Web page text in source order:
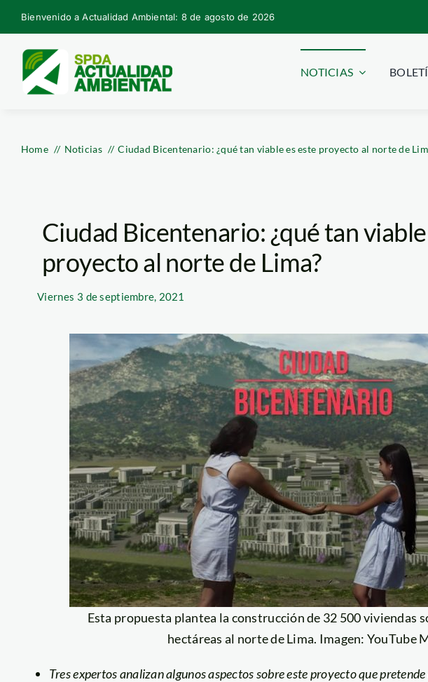
Skip
to
content
Bienvenido a Actualidad Ambiental: 8 de agosto de 2026
NOTICIAS
Home Noticias Ciudad Bicentenario: ¿qué tan viable es este proyecto al norte de
Ciudad Bicentenario: ¿qué tan
proyecto al norte de Lima?
Viernes 3 de septiembre, 2021
Esta propuesta plantea la construcción de 32 500 viviendas
hectáreas al norte de Lima. Imagen: YouTube
Tres expertos analizan algunos aspectos sobre este proyecto que